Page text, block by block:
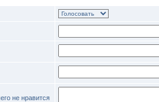
не нравится